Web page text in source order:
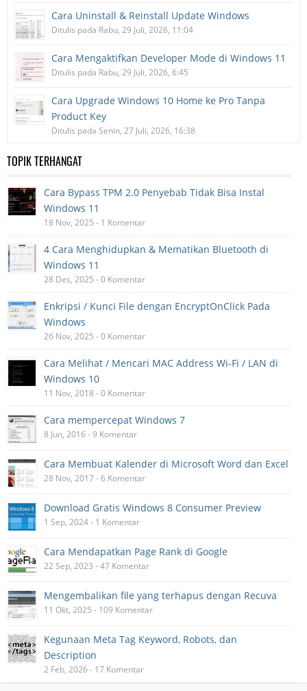
Cara Uninstall & Reinstall Update Windows
Ditulis pada Rabu, 29 Juli, 2026, 11:04
Cara Mengaktifkan Developer Mode di Windows 11
Ditulis pada Rabu, 29 Juli, 2026, 6:45
Cara Upgrade Windows 10 Home ke Pro Tanpa
Product Key
Ditulis pada Senin, 27 Juli, 2026, 16:38
TOPIK TERHANGAT
Cara Bypass TPM 2.0 Penyebab Tidak Bisa Instal
Windows 11
18 Nov, 2025 - 1 Komentar
4 Cara Menghidupkan & Mematikan Bluetooth di
Windows 11
28 Des, 2025 - 0 Komentar
Enkripsi / Kunci File dengan EncryptOnClick Pada
Windows
26 Nov, 2025 - 0 Komentar
Cara Melihat / Mencari MAC Address Wi-Fi / LAN di
Windows 10
11 Nov, 2018 - 0 Komentar
Cara mempercepat Windows 7
8 Jun, 2016 - 9 Komentar
Cara Membuat Kalender di Microsoft Word dan Excel
28 Nov, 2017 - 6 Komentar
Download Gratis Windows 8 Consumer Preview
1 Sep, 2024 - 1 Komentar
Cara Mendapatkan Page Rank di Google
22 Sep, 2023 - 47 Komentar
Mengembalikan file yang terhapus dengan Recuva
11 Okt, 2025 - 109 Komentar
Kegunaan Meta Tag Keyword, Robots, dan
Description
2 Feb, 2026 - 17 Komentar